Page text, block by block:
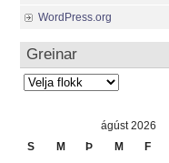
WordPress.org
Greinar
Greinar
ágúst 2026
S
M Þ M F